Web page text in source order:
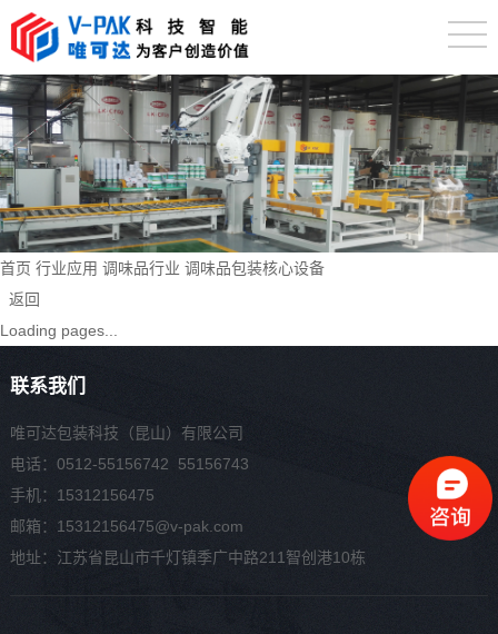
首页 行业应用 调味品行业 调味品包装核心设备
返回
Loading pages...
联系我们
唯可达包装科技（昆山）有限公司
电话：0512-55156742 55156743
手机：15312156475
邮箱：15312156475@v-pak.com
地址：江苏省昆山市千灯镇季广中路211智创港10栋